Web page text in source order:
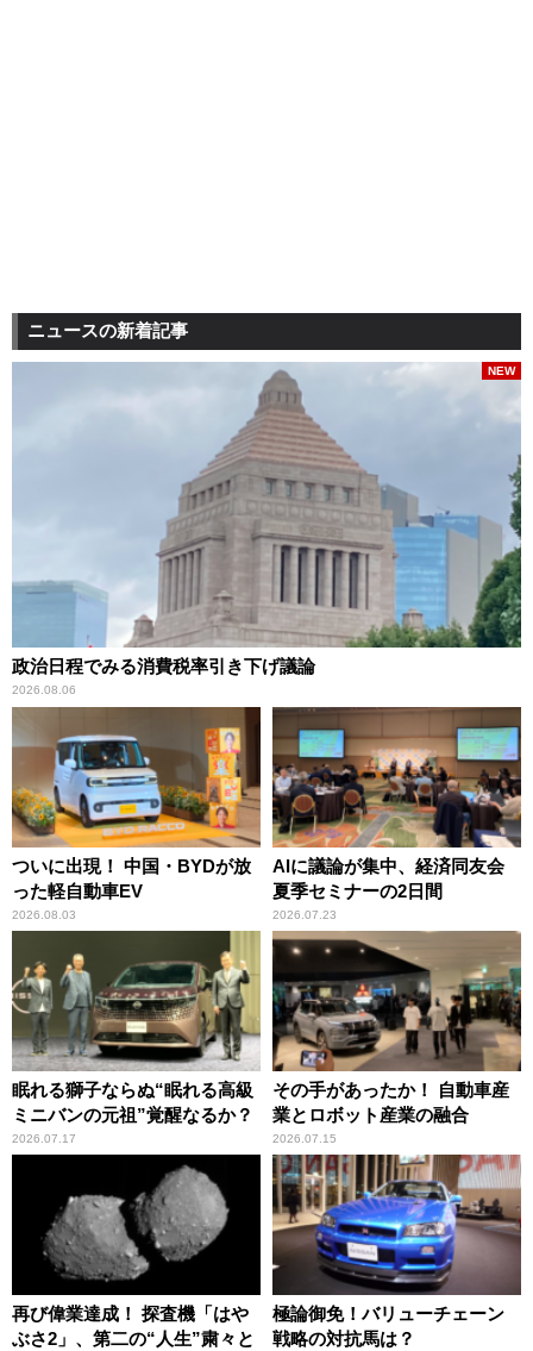
ニュースの新着記事
政治日程でみる消費税率引き下げ議論
2026.08.06
NEW
ついに出現！ 中国・BYDが放
った軽自動車EV
2026.08.03
AIに議論が集中、経済同友会
夏季セミナーの2日間
2026.07.23
眠れる獅子ならぬ“眠れる高級
ミニバンの元祖”覚醒なるか？
2026.07.17
その手があったか！ 自動車産
業とロボット産業の融合
2026.07.15
再び偉業達成！ 探査機「はや
ぶさ2」、第二の“人生”粛々と
極論御免！バリューチェーン
戦略の対抗馬は？